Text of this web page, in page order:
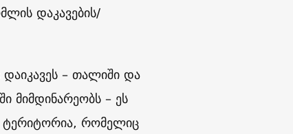
დაკავების/
დაიკავეს – თალიში და
მიმდინარეობს – ეს
ტერიტორია, რომელიც